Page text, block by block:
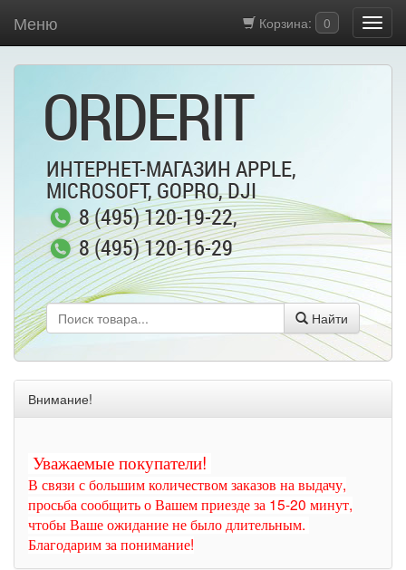
Корзина: 0
Меню
ORDERIT
ИНТЕРНЕТ-МАГАЗИН APPLE,
MICROSOFT, GOPRO, DJI
8 (495) 120-19-22,
8 (495) 120-16-29
Найти
Внимание!
Уважаемые покупатели!
В связи с большим количеством заказов на выдачу,
просьба сообщить о Вашем приезде за 15-20 минут,
чтобы Ваше ожидание не было длительным.
Благодарим за понимание!